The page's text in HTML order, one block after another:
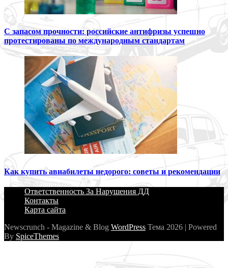
С запасом прочности: российские антифризы успешно
протестированы по международным стандартам
Как купить авиабилеты недорого: советы и рекомендации
Ответственность За Нарушения ДД
Контакты
Карта сайта
Newscrunch - Magazine & Blog WordPress Тема 2026 | Powered
By SpiceThemes